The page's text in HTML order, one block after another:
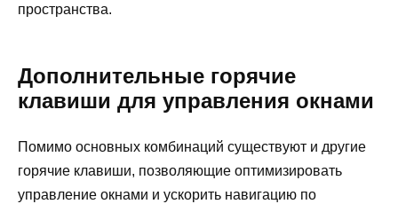
пространства.
Дополнительные горячие
клавиши для управления окнами
Помимо основных комбинаций существуют и другие
горячие клавиши, позволяющие оптимизировать
управление окнами и ускорить навигацию по